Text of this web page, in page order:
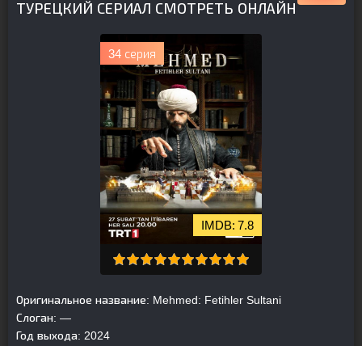
ТУРЕЦКИЙ СЕРИАЛ СМОТРЕТЬ ОНЛАЙН
34 серия
7.8
Оригинальное название: Mehmed: Fetihler Sultani
Слоган: —
Год выхода: 2024